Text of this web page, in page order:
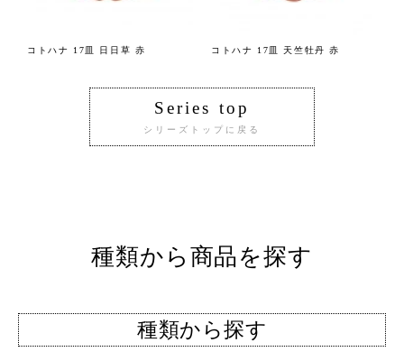
コトハナ 17皿 日日草 赤 コトハナ 17皿 天竺牡丹 赤
Series top
シリーズトップに戻る
種類から商品を探す
種類から探す